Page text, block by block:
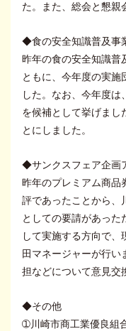
た。また、総会と懇親
◆食の安全知識普及事
昨年の食の安全知識普
ともに、今年度の実施
した。なお、今年度
を候補として挙げまし
とにしました。
◆サンクスフェア企画
昨年のプレミアム商品
評であったことから、
としての要請があっ
して実施する方向で
田マネージャーが行い
担などについて意見交
◆その他
➀川崎市商工業優良組